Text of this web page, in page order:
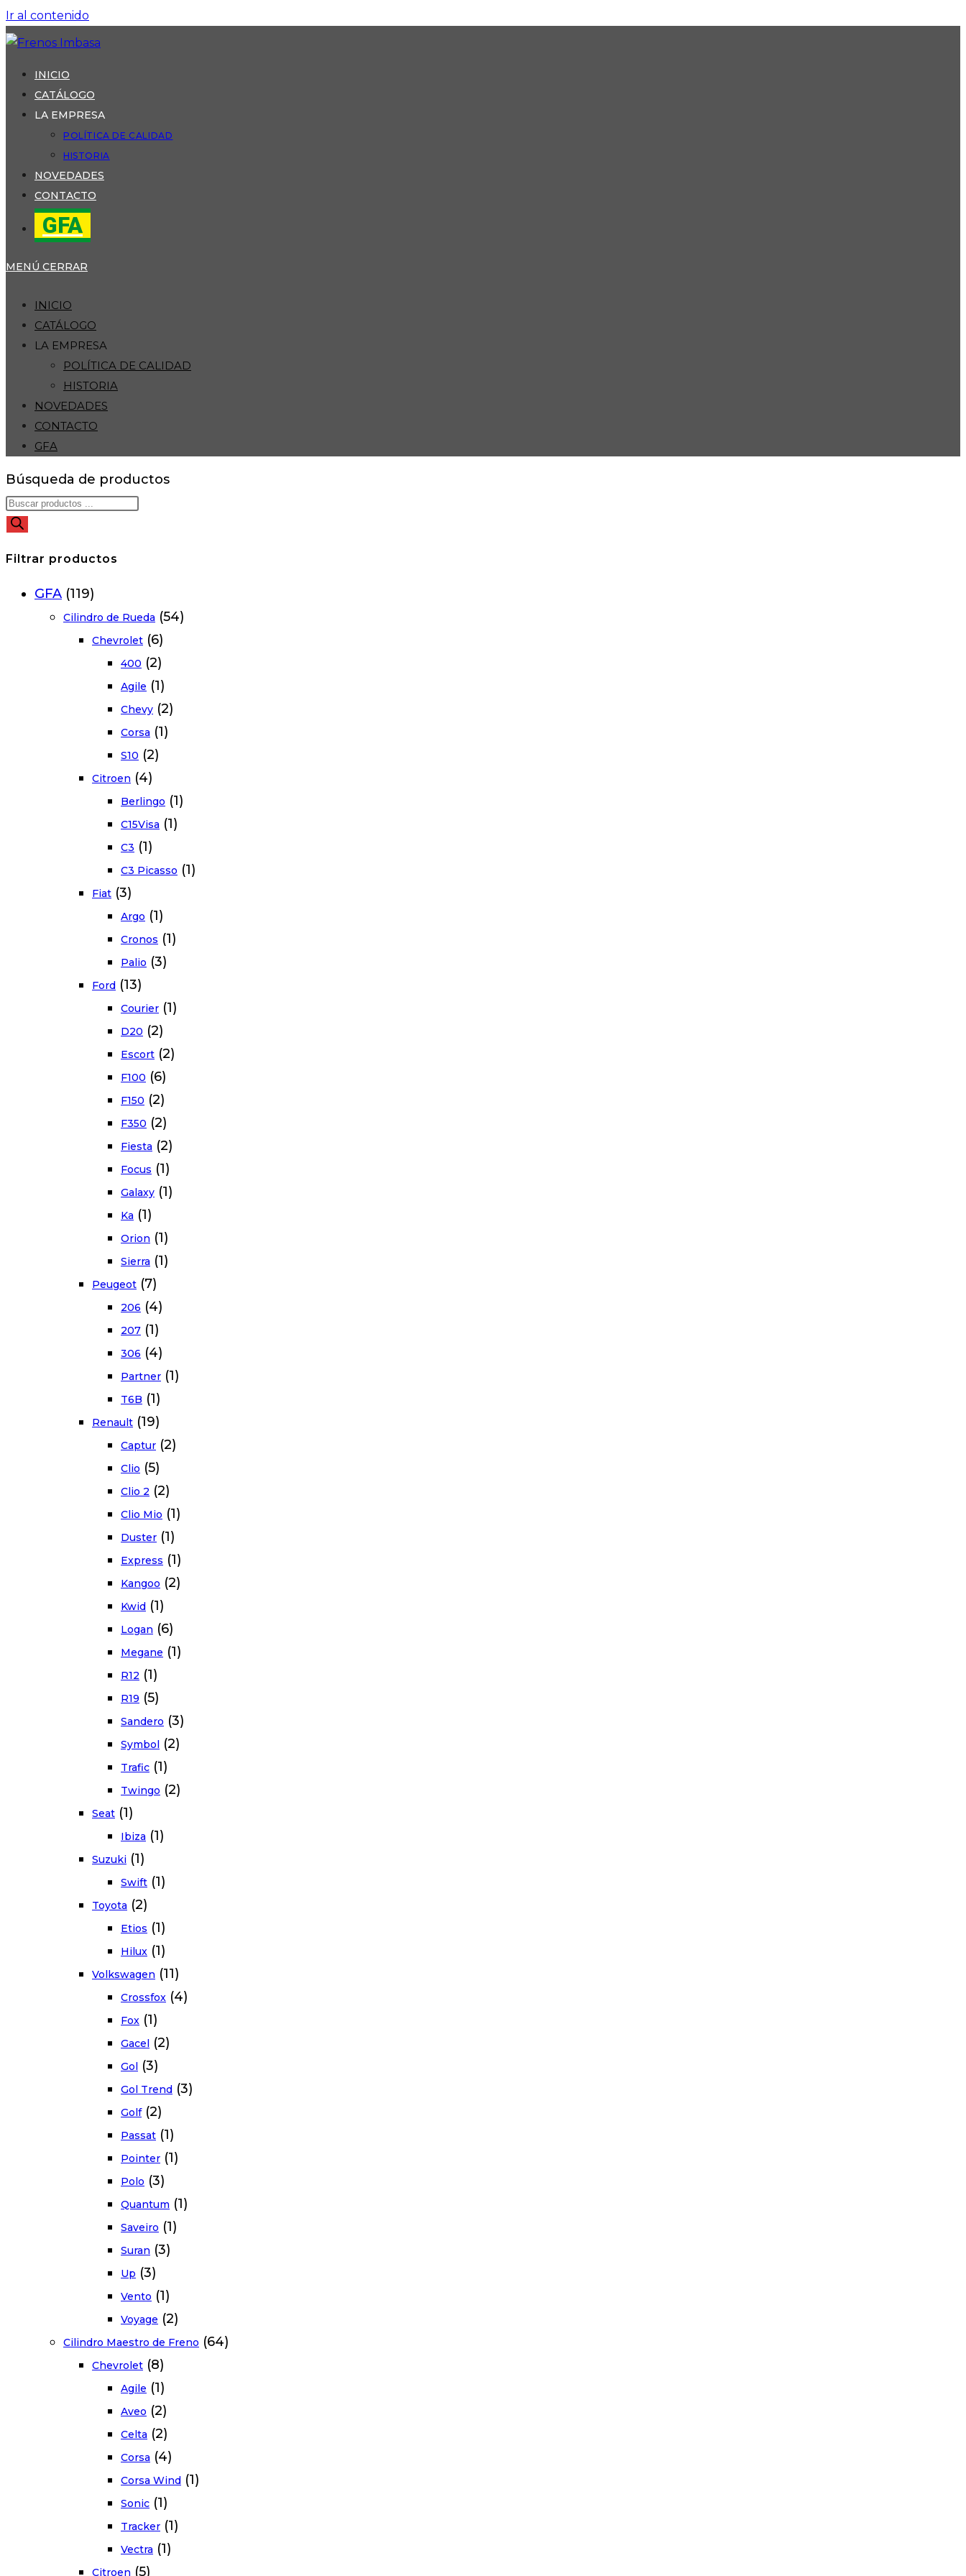
Ir al contenido
INICIO
CATÁLOGO
LA EMPRESA
POLÍTICA DE CALIDAD
HISTORIA
NOVEDADES
CONTACTO
GFA
MENÚ CERRAR
INICIO
CATÁLOGO
LA EMPRESA
POLÍTICA DE CALIDAD
HISTORIA
NOVEDADES
CONTACTO
GFA
Búsqueda de productos
Filtrar productos
GFA (119)
Cilindro de Rueda (54)
Chevrolet (6)
400 (2)
Agile (1)
Chevy (2)
Corsa (1)
S10 (2)
Citroen (4)
Berlingo (1)
C15Visa (1)
C3 (1)
C3 Picasso (1)
Fiat (3)
Argo (1)
Cronos (1)
Palio (3)
Ford (13)
Courier (1)
D20 (2)
Escort (2)
F100 (6)
F150 (2)
F350 (2)
Fiesta (2)
Focus (1)
Galaxy (1)
Ka (1)
Orion (1)
Sierra (1)
Peugeot (7)
206 (4)
207 (1)
306 (4)
Partner (1)
T6B (1)
Renault (19)
Captur (2)
Clio (5)
Clio 2 (2)
Clio Mio (1)
Duster (1)
Express (1)
Kangoo (2)
Kwid (1)
Logan (6)
Megane (1)
R12 (1)
R19 (5)
Sandero (3)
Symbol (2)
Trafic (1)
Twingo (2)
Seat (1)
Ibiza (1)
Suzuki (1)
Swift (1)
Toyota (2)
Etios (1)
Hilux (1)
Volkswagen (11)
Crossfox (4)
Fox (1)
Gacel (2)
Gol (3)
Gol Trend (3)
Golf (2)
Passat (1)
Pointer (1)
Polo (3)
Quantum (1)
Saveiro (1)
Suran (3)
Up (3)
Vento (1)
Voyage (2)
Cilindro Maestro de Freno (64)
Chevrolet (8)
Agile (1)
Aveo (2)
Celta (2)
Corsa (4)
Corsa Wind (1)
Sonic (1)
Tracker (1)
Vectra (1)
Citroen (5)